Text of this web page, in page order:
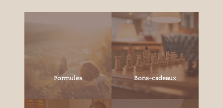
Formules Bons-cadeaux